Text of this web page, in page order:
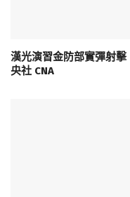
漢光演習金防部實彈射
央社 CNA